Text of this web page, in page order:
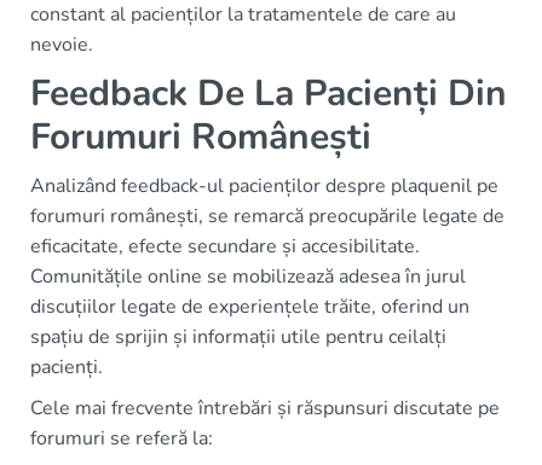
constant al pacienților la tratamentele de care au
nevoie.
Feedback De La Pacienți Din
Forumuri Românești
Analizând feedback-ul pacienților despre plaquenil pe
forumuri românești, se remarcă preocupările legate de
eficacitate, efecte secundare și accesibilitate.
Comunitățile online se mobilizează adesea în jurul
discuțiilor legate de experiențele trăite, oferind un
spațiu de sprijin și informații utile pentru ceilalți
pacienți.
Cele mai frecvente întrebări și răspunsuri discutate pe
forumuri se referă la: